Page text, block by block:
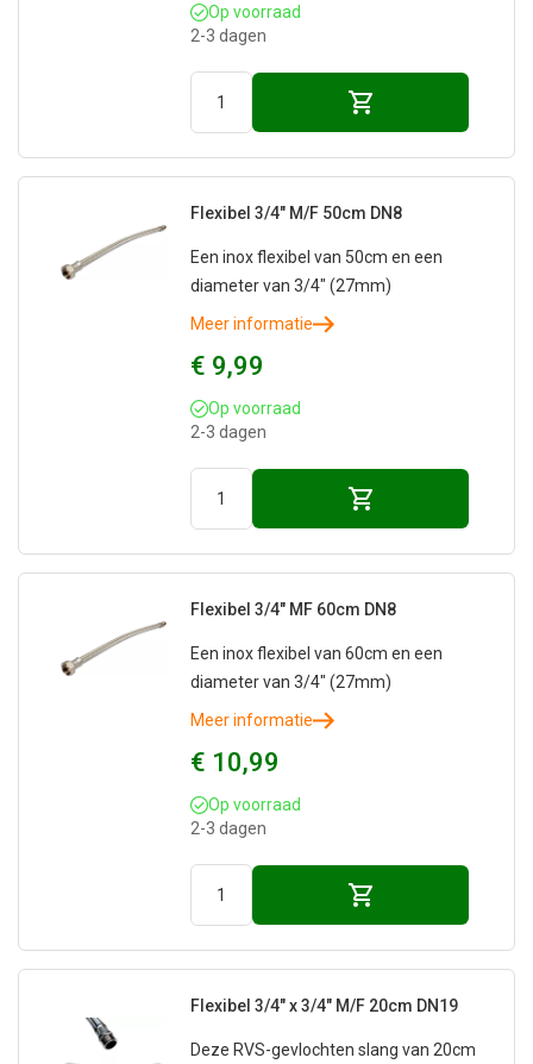
Op voorraad
2-3 dagen
Flexibel 3/4" M/F 50cm DN8
Een inox flexibel van 50cm en een
diameter van 3/4" (27mm)
Meer informatie
€ 9,99
Op voorraad
2-3 dagen
Flexibel 3/4" MF 60cm DN8
Een inox flexibel van 60cm en een
diameter van 3/4" (27mm)
Meer informatie
€ 10,99
Op voorraad
2-3 dagen
Flexibel 3/4" x 3/4" M/F 20cm DN19
Deze RVS-gevlochten slang van 20cm